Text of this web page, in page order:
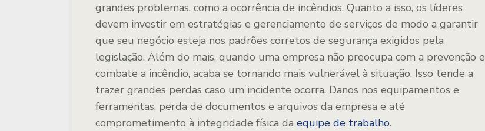
grandes problemas, como a ocorrência de incêndios. Quanto a isso, os líderes
devem investir em estratégias e gerenciamento de serviços de modo a garantir
que seu negócio esteja nos padrões corretos de segurança exigidos pela
legislação. Além do mais, quando uma empresa não preocupa com a prevenção e
combate a incêndio, acaba se tornando mais vulnerável à situação. Isso tende a
trazer grandes perdas caso um incidente ocorra. Danos nos equipamentos e
ferramentas, perda de documentos e arquivos da empresa e até
comprometimento à integridade física da equipe de trabalho.